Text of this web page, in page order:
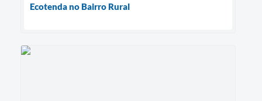
Ecotenda no Bairro Rural